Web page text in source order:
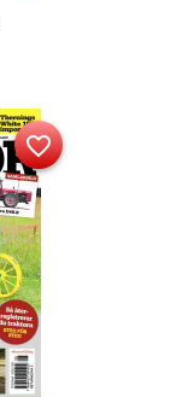
favorite_border